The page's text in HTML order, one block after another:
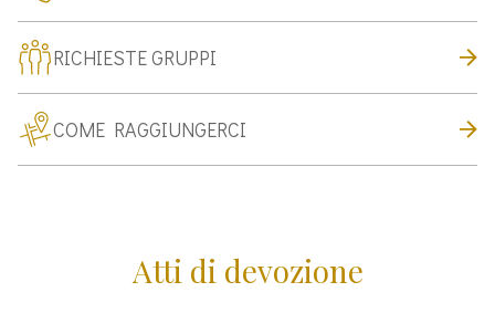
RICHIESTE GRUPPI
COME RAGGIUNGERCI
Atti di devozione